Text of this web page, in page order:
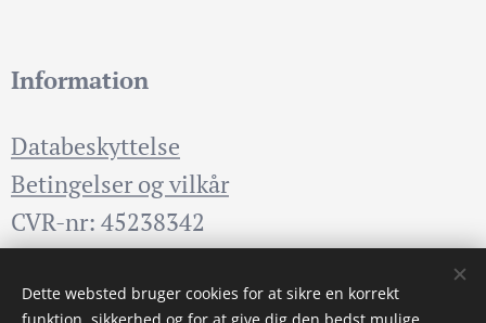
Information
Databeskyttelse
Betingelser og vilkår
CVR-nr: 45238342
Cookies
Dette websted bruger cookies for at sikre en korrekt